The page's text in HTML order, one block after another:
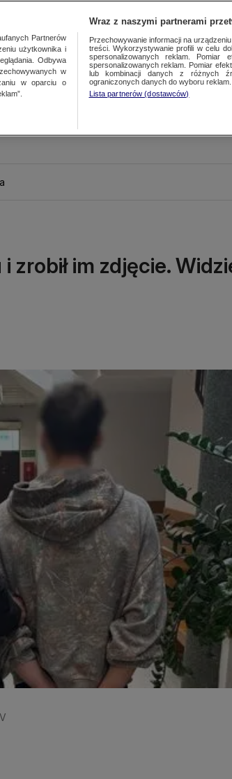
zrobił im zdjęcie.
Partnerów
użytkownika i
Odbywa
w
w oparciu o
Wraz z naszymi partnerami
Przechowywanie informacji na
treści. Wykorzystywanie profili w celu
spersonalizowanych reklam. Pomiar
spersonalizowanych reklam. Pomiar
lub kombinacji danych z różnych
ograniczonych danych do wyboru reklam.
Lista partnerów (dostawców)